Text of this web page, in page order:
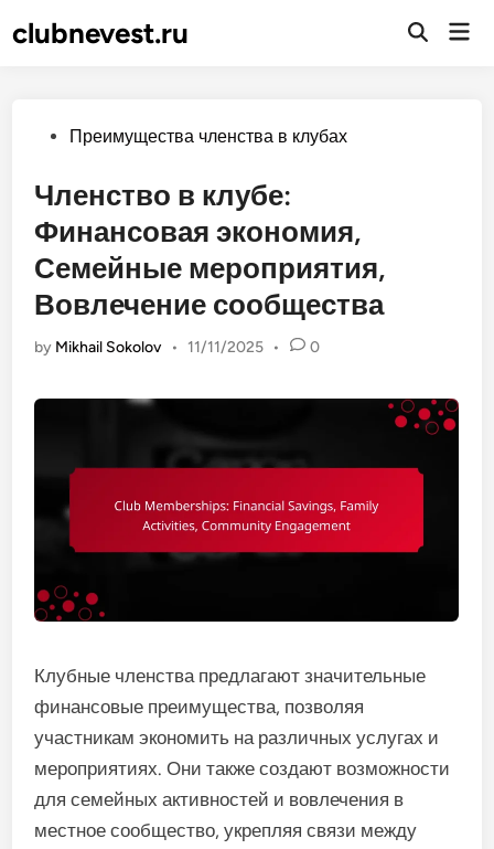
toclubnevest.ru
Open
PostedПреимущества членства в клубах
Членство в клубе:
Финансовая экономия,
Семейные мероприятия,
Вовлечение сообщества
by Mikhail Sokolov • 11/11/2025 • 0
Клубные членства предлагают значительные
финансовые преимущества, позволяя
участникам экономить на различных услугах и
мероприятиях. Они также создают возможности
для семейных активностей и вовлечения в
местное сообщество, укрепляя связи между